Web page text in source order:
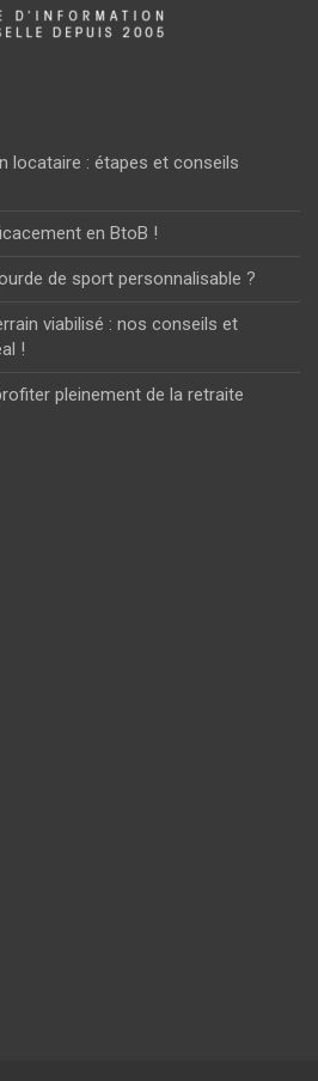
locataire : étapes et conseils
en BtoB !
de sport personnalisable ?
viabilisé : nos conseils et
!
pleinement de la retraite